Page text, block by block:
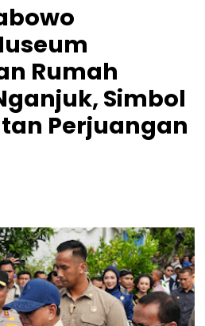
Rumah
Simbol
Perjuangan